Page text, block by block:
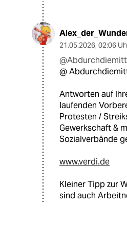
21.05.2026, 02:06
@
Antworten auf
laufenden
Protesten /
Gewerkschaft &
Sozialverbände
www.verdi.de
Kleiner Tipp zur
sind auch